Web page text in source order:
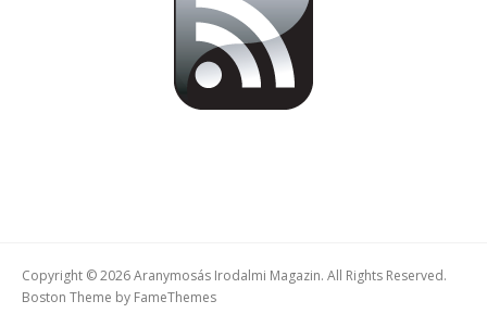
Copyright © 2026 Aranymosás Irodalmi Magazin. All Rights Reserved.
Boston Theme by FameThemes